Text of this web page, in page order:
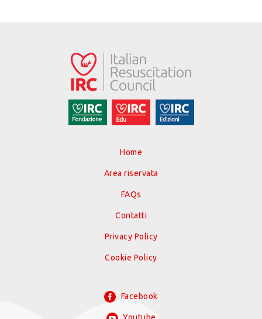
Home
Area riservata
FAQs
Contatti
Privacy Policy
Cookie Policy
Facebook